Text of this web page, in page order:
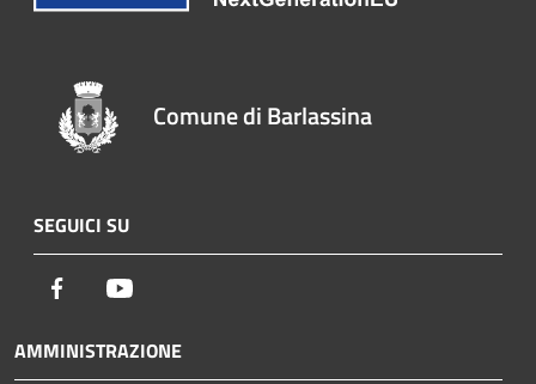
Comune di Barlassina
SEGUICI SU
Facebook
AMMINISTRAZIONE